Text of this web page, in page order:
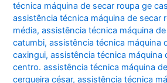
técnica máquina de secar roupa ge
assistência técnica máquina de secar
média,assistência técnica máquina
catumbi,assistência técnica máquina
caxingui,assistência técnica máquina
centro. assistência técnica máquina
cerqueira césar,assistência técnica